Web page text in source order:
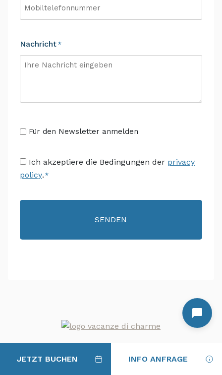
Nachricht *
SenzaFür den Newsletter anmelden
Consenso
*
Ich akzeptiere die Bedingungen der privacy
policy. *
JETZT BUCHEN INFO ANFRAGE
CAMPING VILLAGE & GLAMPING